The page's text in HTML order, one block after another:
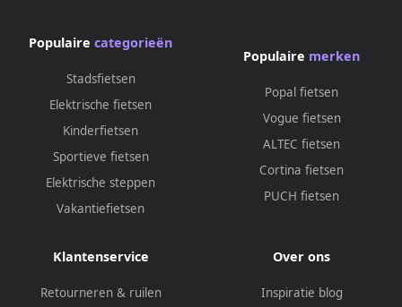
Populaire categorieën
Stadsfietsen
Elektrische fietsen
Kinderfietsen
Sportieve fietsen
Elektrische steppen
Vakantiefietsen
Populaire merken
Popal fietsen
Vogue fietsen
ALTEC fietsen
Cortina fietsen
PUCH fietsen
Klantenservice
Retourneren & ruilen
Over ons
Inspiratie blog